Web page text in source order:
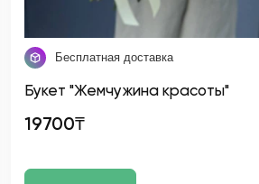
Бесплатная доставка
Букет "Жемчужина красоты"
19700₸